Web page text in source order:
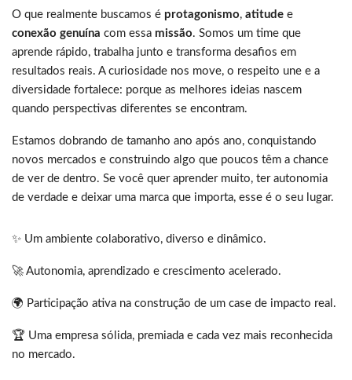
O que realmente buscamos é protagonismo, atitude e
conexão genuína com essa missão. Somos um time que
aprende rápido, trabalha junto e transforma desafios em
resultados reais. A curiosidade nos move, o respeito une e a
diversidade fortalece: porque as melhores ideias nascem
quando perspectivas diferentes se encontram.
Estamos dobrando de tamanho ano após ano, conquistando
novos mercados e construindo algo que poucos têm a chance
de ver de dentro. Se você quer aprender muito, ter autonomia
de verdade e deixar uma marca que importa, esse é o seu lugar.
✨ Um ambiente colaborativo, diverso e dinâmico.
🚀 Autonomia, aprendizado e crescimento acelerado.
🌍 Participação ativa na construção de um case de impacto real.
🏆 Uma empresa sólida, premiada e cada vez mais reconhecida
no mercado.